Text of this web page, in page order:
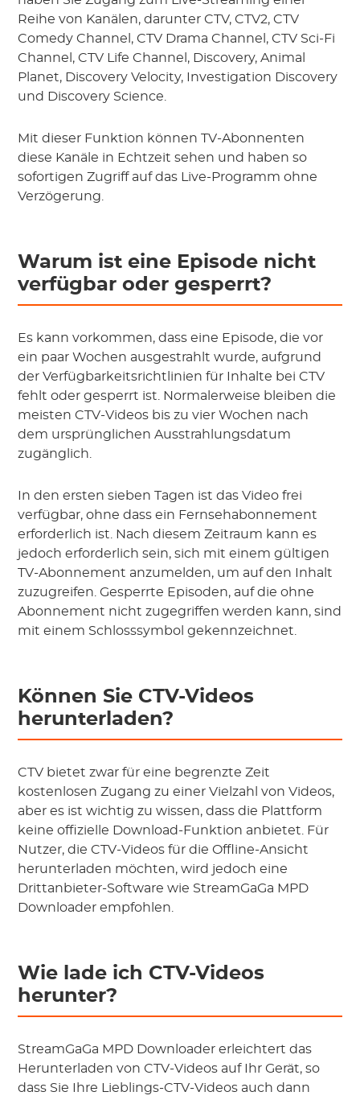
Reihe von Kanälen, darunter CTV, CTV2, CTV
Comedy Channel, CTV Drama Channel, CTV Sci-Fi
Channel, CTV Life Channel, Discovery, Animal
Planet, Discovery Velocity, Investigation Discovery
und Discovery Science.
Mit dieser Funktion können TV-Abonnenten
diese Kanäle in Echtzeit sehen und haben so
sofortigen Zugriff auf das Live-Programm ohne
Verzögerung.
Warum ist eine Episode nicht
verfügbar oder gesperrt?
Es kann vorkommen, dass eine Episode, die vor
ein paar Wochen ausgestrahlt wurde, aufgrund
der Verfügbarkeitsrichtlinien für Inhalte bei CTV
fehlt oder gesperrt ist. Normalerweise bleiben die
meisten CTV-Videos bis zu vier Wochen nach
dem ursprünglichen Ausstrahlungsdatum
zugänglich.
In den ersten sieben Tagen ist das Video frei
verfügbar, ohne dass ein Fernsehabonnement
erforderlich ist. Nach diesem Zeitraum kann es
jedoch erforderlich sein, sich mit einem gültigen
TV-Abonnement anzumelden, um auf den Inhalt
zuzugreifen. Gesperrte Episoden, auf die ohne
Abonnement nicht zugegriffen werden kann, sind
mit einem Schlosssymbol gekennzeichnet.
Können Sie CTV-Videos
herunterladen?
CTV bietet zwar für eine begrenzte Zeit
kostenlosen Zugang zu einer Vielzahl von Videos,
aber es ist wichtig zu wissen, dass die Plattform
keine offizielle Download-Funktion anbietet. Für
Nutzer, die CTV-Videos für die Offline-Ansicht
herunterladen möchten, wird jedoch eine
Drittanbieter-Software wie StreamGaGa MPD
Downloader empfohlen.
Wie lade ich CTV-Videos
herunter?
StreamGaGa MPD Downloader erleichtert das
Herunterladen von CTV-Videos auf Ihr Gerät, so
dass Sie Ihre Lieblings-CTV-Videos auch dann